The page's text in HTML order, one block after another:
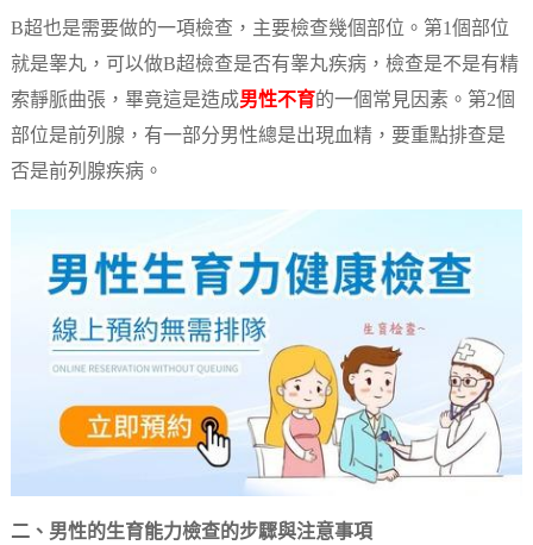
B超也是需要做的一項檢查，主要檢查幾個部位。第1個部位
就是睾丸，可以做B超檢查是否有睾丸疾病，檢查是不是有精
索靜脈曲張，畢竟這是造成男性不育的一個常見因素。第2個
部位是前列腺，有一部分男性總是出現血精，要重點排查是
否是前列腺疾病。
二、男性的生育能力檢查的步驟與注意事項